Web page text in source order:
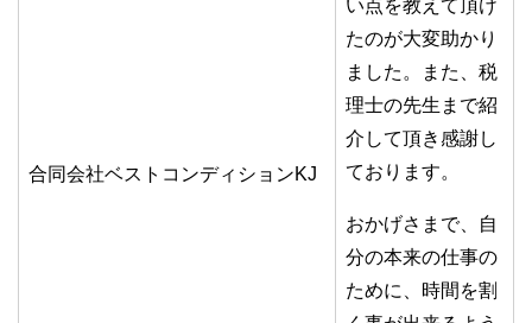
合同会社ベストコンディションKJ
い点を教えて頂け
たのが大変助かり
ました。また、税
理士の先生まで紹
介して頂き感謝し
ております。
おかげさまで、自
分の本来の仕事の
ために、時間を割